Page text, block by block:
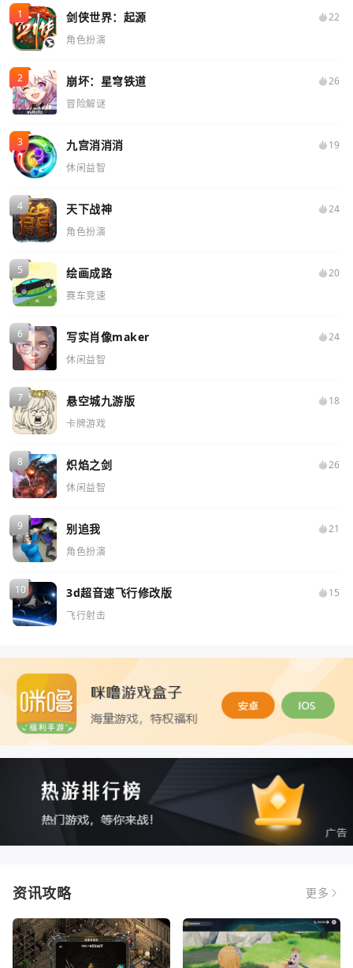
剑侠世界：起源
22
角色扮演
崩坏：星穹铁道
26
冒险解谜
九宫消消消
19
休闲益智
天下战神
24
角色扮演
绘画成路
20
赛车竞速
写实肖像maker
24
休闲益智
悬空城九游版
18
卡牌游戏
炽焰之剑
26
休闲益智
别追我
21
角色扮演
3d超音速飞行修改版
15
飞行射击
资讯攻略 更多